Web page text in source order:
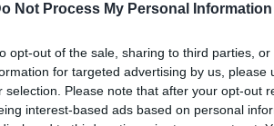
Not Process My Personal Information
opt-out of the sale, sharing to third parties,
for targeted advertising by us, please
selection. Please note that after your opt-out
interest-based ads based on personal
το
Το νέο αγαπημένο χρώμα
Μίντλετον και το κόσμημα
συμβολισμό σε ιστορική